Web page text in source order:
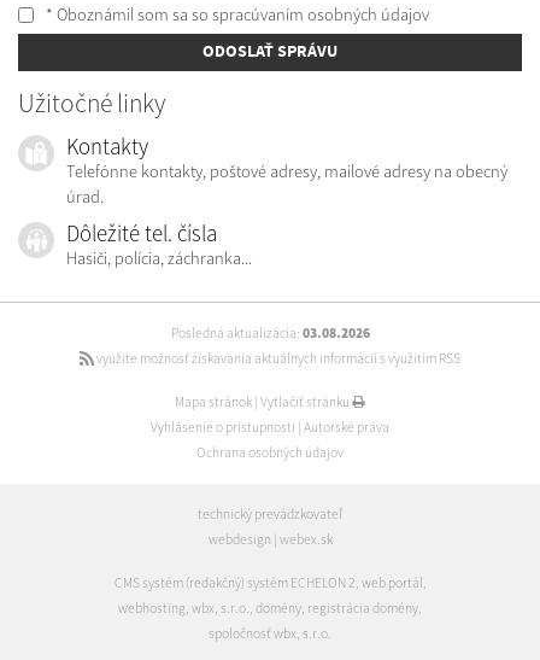
* Oboznámil som sa so spracúvaním osobných údajov
ODOSLAŤ SPRÁVU
Užitočné linky
Kontakty
Telefónne kontakty, poštové adresy, mailové adresy na obecný
úrad.
Dôležité tel. čísla
Hasiči, polícia, záchranka...
Posledná aktualizácia: 03.08.2026
využite možnosť získavania aktuálnych informácií s využitím RSS
Mapa stránok Vytlačiť stránku
Vyhlásenie o prístupnosti Autorské práva
Ochrana osobných údajov
technický prevádzkovateľ
webdesign webex.sk
CMS systém (redakčný) systém ECHELON 2, web portál ,
webhosting, wbx, s.r.o., domény, registrácia domény,
spoločnosť wbx, s.r.o.